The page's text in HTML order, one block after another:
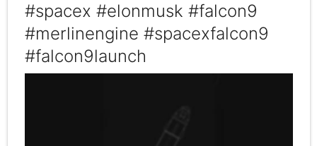
#spacex #elonmusk #falcon9
#merlinengine #spacexfalcon9
#falcon9launch